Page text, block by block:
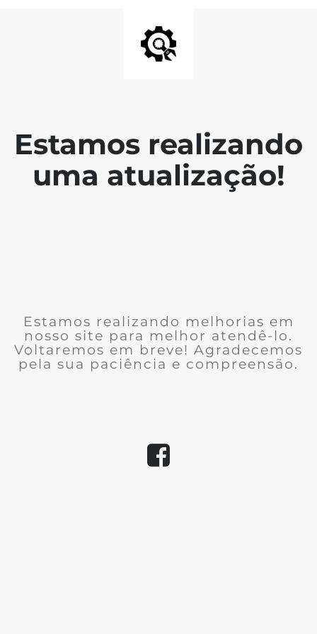
Estamos realizando
uma atualização!
Estamos realizando melhorias em
nosso site para melhor atendê-lo.
Voltaremos em breve! Agradecemos
pela sua paciência e compreensão.